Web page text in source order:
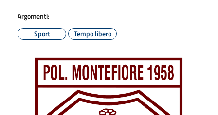
Argomenti:
Sport
Tempo libero